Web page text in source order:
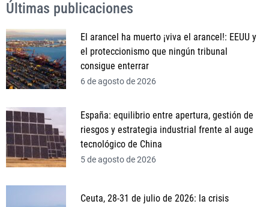
Últimas publicaciones
El arancel ha muerto ¡viva el arancel!: EEUU y
el proteccionismo que ningún tribunal
consigue enterrar
6 de agosto de 2026
España: equilibrio entre apertura, gestión de
riesgos y estrategia industrial frente al auge
tecnológico de China
5 de agosto de 2026
Ceuta, 28-31 de julio de 2026: la crisis